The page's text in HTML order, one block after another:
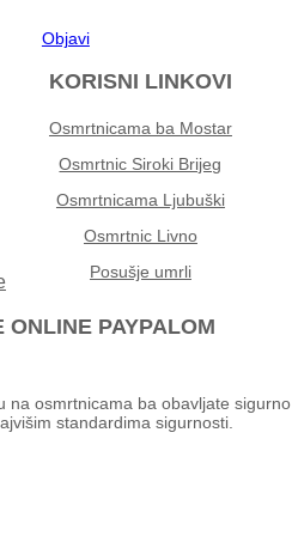
Objavi
KORISNI LINKOVI
Osmrtnicama ba Mostar
Osmrtnic Siroki Brijeg
Osmrtnicama Ljubuški
Osmrtnic Livno
Posušje umrli
ONLINE PAYPALOM
na osmrtnicama ba obavljate sigurno
standardima sigurnosti.